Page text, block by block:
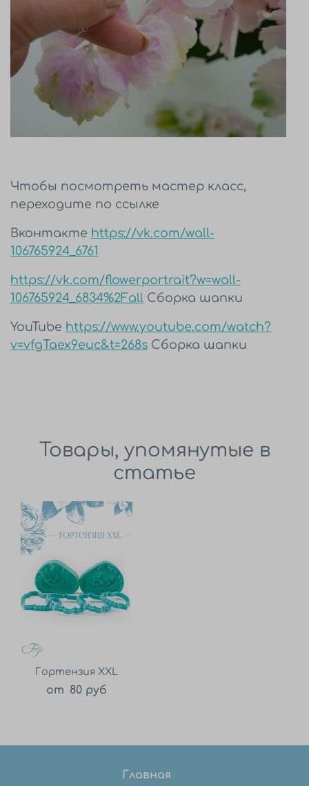
Чтобы посмотреть мастер класс,
переходите по ссылке
Вконтакте https://vk.com/wall-
106765924_6761
https://vk.com/flowerportrait?w=wall-
106765924_6834%2Fall Сборка шапки
YouTube https://www.youtube.com/watch?
v=vfgTaex9euc&t=268s Сборка шапки
Товары, упомянутые в
статье
Гортензия XXL
от 80 руб
Главная